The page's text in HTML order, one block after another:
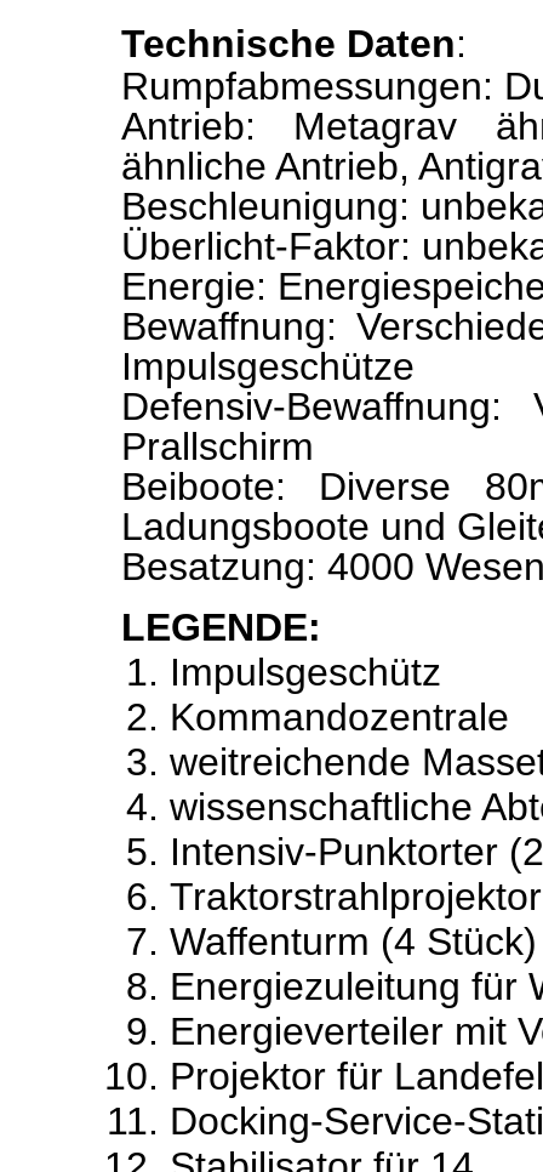
Technische Daten:
Rumpfabmessungen:
Antrieb: Metagrav
ähnliche Antrieb,
Beschleunigung:
Überlicht-Faktor:
Energie:
Bewaffnung:
Impulsgeschütze
Defensiv-Bewaffnung:
Prallschirm
Beiboote: Diverse
Ladungsboote und
Besatzung: 4000
LEGENDE:
Impulsgeschütz
Kommandozentrale
weitreichende
wissenschaftliche
Intensiv-Punktorter
Waffenturm (4
Energiezuleitung für
Energieverteiler mit
Projektor für
Docking-Service-